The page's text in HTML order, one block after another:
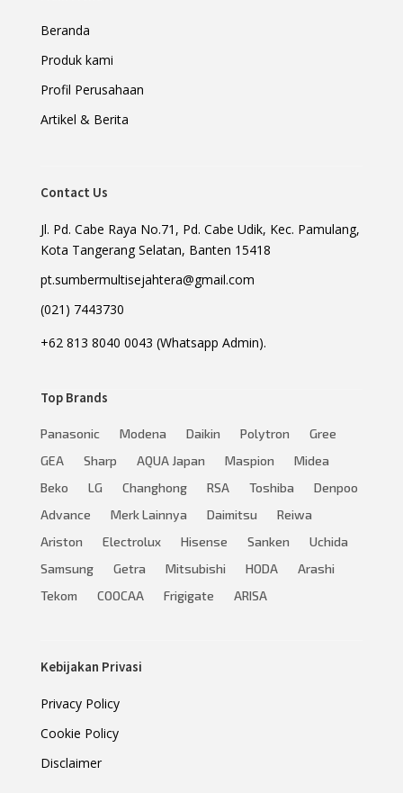
Beranda
Produk kami
Profil Perusahaan
Artikel & Berita
Contact Us
Jl. Pd. Cabe Raya No.71, Pd. Cabe Udik, Kec. Pamulang,
Kota Tangerang Selatan, Banten 15418
pt.sumbermultisejahtera@gmail.com
(021) 7443730
+62 813 8040 0043 (Whatsapp Admin).
Top Brands
Panasonic Modena Daikin Polytron
Gree
GEA
Sharp AQUA Japan Maspion
Midea
Beko
LG Changhong RSA Toshiba
Denpoo
Advance
Merk Lainnya Daimitsu
Reiwa
Ariston
Electrolux Hisense Sanken
Uchida
Samsung
Getra Mitsubishi HODA
Arashi
Tekom
COOCAA Frigigate ARISA
Kebijakan Privasi
Privacy Policy
Cookie Policy
Disclaimer